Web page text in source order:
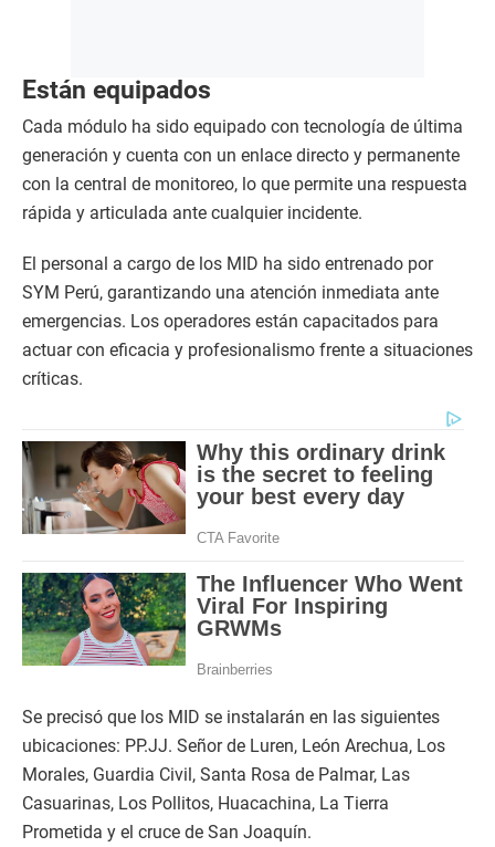
Están equipados
Cada módulo ha sido equipado con tecnología de última
generación y cuenta con un enlace directo y permanente
con la central de monitoreo, lo que permite una respuesta
rápida y articulada ante cualquier incidente.
El personal a cargo de los MID ha sido entrenado por
SYM Perú, garantizando una atención inmediata ante
emergencias. Los operadores están capacitados para
actuar con eficacia y profesionalismo frente a situaciones
críticas.
Se precisó que los MID se instalarán en las siguientes
ubicaciones: PP.JJ. Señor de Luren, León Arechua, Los
Morales, Guardia Civil, Santa Rosa de Palmar, Las
Casuarinas, Los Pollitos, Huacachina, La Tierra
Prometida y el cruce de San Joaquín.